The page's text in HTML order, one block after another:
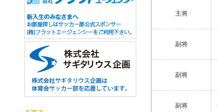
主将
副将
副将
副将